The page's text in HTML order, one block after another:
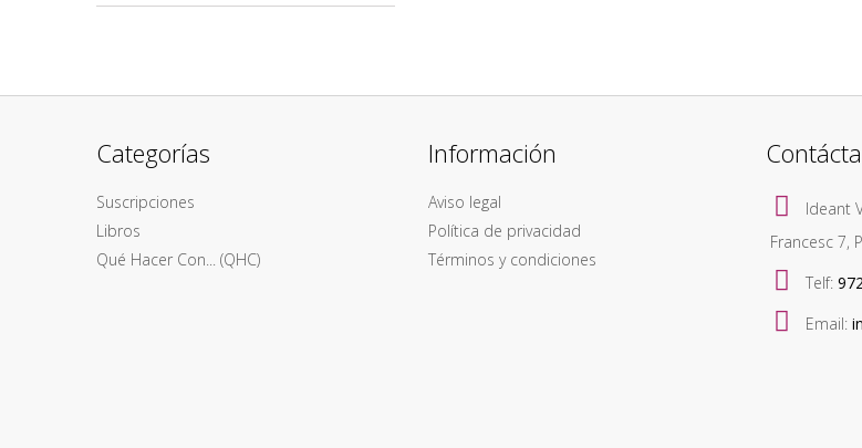
Categorías
Suscripciones
Libros
Qué Hacer Con... (QHC)
Información
Aviso legal
Política de privacidad
Términos y condiciones
Ideant
Francesc 7,
Telf:
Email: